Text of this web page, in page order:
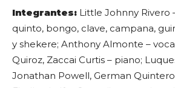
Integrantes: Little Johnny Rivero
quinto, bongo, clave, campana,
y shekere; Anthony Almonte –
Quiroz, Zaccai Curtis – piano;
Jonathan Powell, German